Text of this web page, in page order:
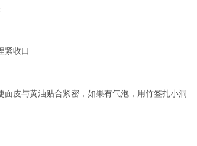
紧收口
面皮与黄油贴合紧密，如果有气泡，用竹签扎小洞